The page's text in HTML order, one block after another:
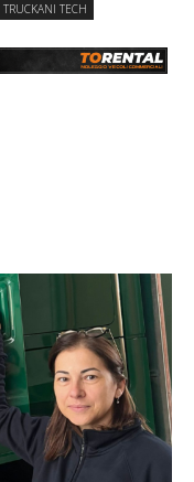
TRUCKANI TECH